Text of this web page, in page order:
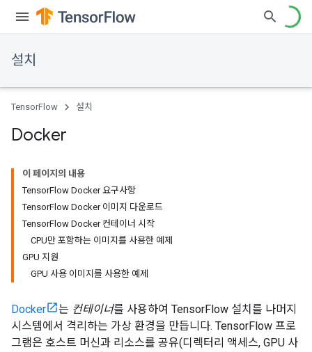
설치
TensorFlow 설치
Docker
이 페이지의 내용
TensorFlow Docker 요구사항
TensorFlow Docker 이미지 다운로드
TensorFlow Docker 컨테이너 시작
CPU만 포함하는 이미지를 사용한 예제
GPU 지원
GPU 사용 이미지를 사용한 예제
Docker 는 컨테이너를 사용하여 TensorFlow 설치를 나머지
시스템에서 격리하는 가상 환경을 만듭니다. TensorFlow 프로
그램은 호스트 머신과 리소스를 공유(디렉터리 액세스, GPU 사